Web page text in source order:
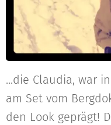
...die Claudia, war
am Set vom
den Look geprägt!